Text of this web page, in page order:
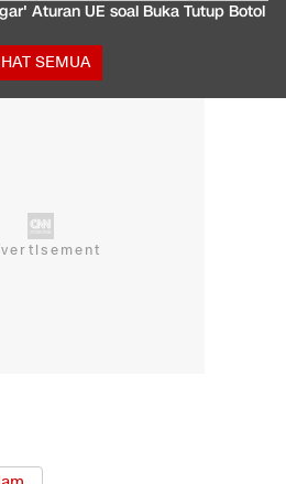
Aturan UE soal Buka Tutup Botol
SEMUA